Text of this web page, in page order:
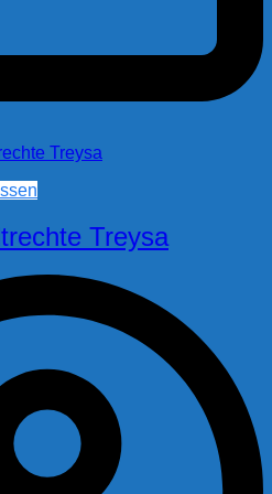
Treysa